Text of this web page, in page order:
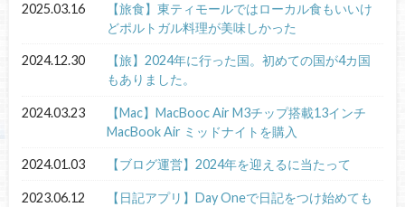
2025.03.16
【旅食】東ティモールではローカル食もいいけ
どポルトガル料理が美味しかった
2024.12.30
【旅】2024年に行った国。初めての国が4カ国
もありました。
2024.03.23
【Mac】MacBooc Air M3チップ搭載13インチ
MacBook Air ミッドナイトを購入
2024.01.03 【ブログ運営】2024年を迎えるに当たって
2023.06.12
【日記アプリ】Day Oneで日記をつけ始めても